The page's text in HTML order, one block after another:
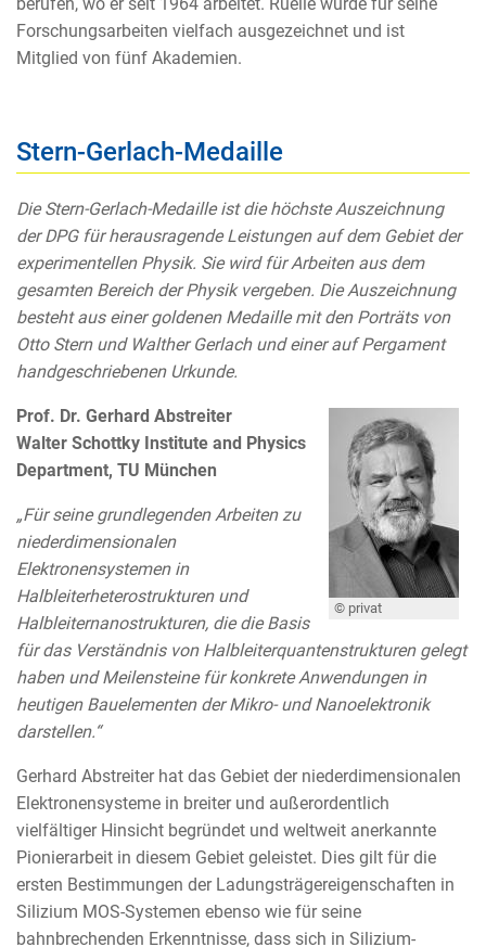
Forschungsarbeiten vielfach ausgezeichnet und ist
Mitglied von fünf Akademien.
Stern-Gerlach-Medaille
Die Stern-Gerlach-Medaille ist die höchste Auszeichnung
der DPG für herausragende Leistungen auf dem Gebiet der
experimentellen Physik. Sie wird für Arbeiten aus dem
gesamten Bereich der Physik vergeben. Die Auszeichnung
besteht aus einer goldenen Medaille mit den Porträts von
Otto Stern und Walther Gerlach und einer auf Pergament
handgeschriebenen Urkunde.
© privat
Prof. Dr. Gerhard Abstreiter
Walter Schottky Institute and Physics
Department, TU München
„Für seine grundlegenden Arbeiten zu
niederdimensionalen
Elektronensystemen in
Halbleiterheterostrukturen und
Halbleiternanostrukturen, die die Basis
für das Verständnis von Halbleiterquantenstrukturen gelegt
haben und Meilensteine für konkrete Anwendungen in
heutigen Bauelementen der Mikro- und Nanoelektronik
darstellen.“
Gerhard Abstreiter hat das Gebiet der niederdimensionalen
Elektronensysteme in breiter und außerordentlich
vielfältiger Hinsicht begründet und weltweit anerkannte
Pionierarbeit in diesem Gebiet geleistet. Dies gilt für die
ersten Bestimmungen der Ladungsträgereigenschaften in
Silizium MOS-Systemen ebenso wie für seine
bahnbrechenden Erkenntnisse, dass sich in Silizium-